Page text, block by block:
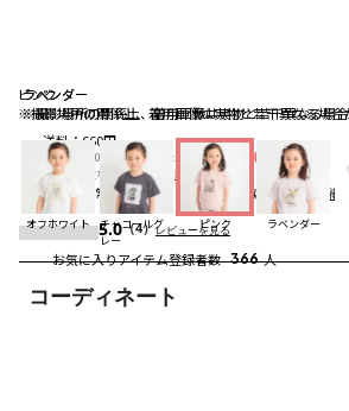
ピンク
※撮影場所の関係上、着用画像は実物と若干異なる場合
ラベンダー
※撮影場所の関係上、着用画像は実物と若干異なる場合
ラベンダー
オフホワイト
チャコールグ
レー
ピンク ラベンダー
コーディネート
送料 ： 660円
※合計6,600円（税込）以上の購入で送料無料
詳細
※店頭受取なら
送料無料 詳細
配送 ： 通常、ご注文より1～5営業日にて出荷 詳細
5.0（4）レビューを見る
お気に入りアイテム登録者数 366 人